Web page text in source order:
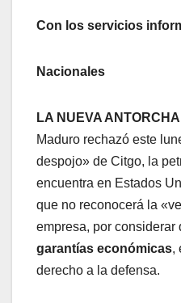
Con los servicios
Nacionales
LA NUEVA
Maduro rechazó este
despojo» de Citgo, la
encuentra en Estados
que no reconocerá la
empresa, por considerar
garantías económicas,
derecho a la defensa.